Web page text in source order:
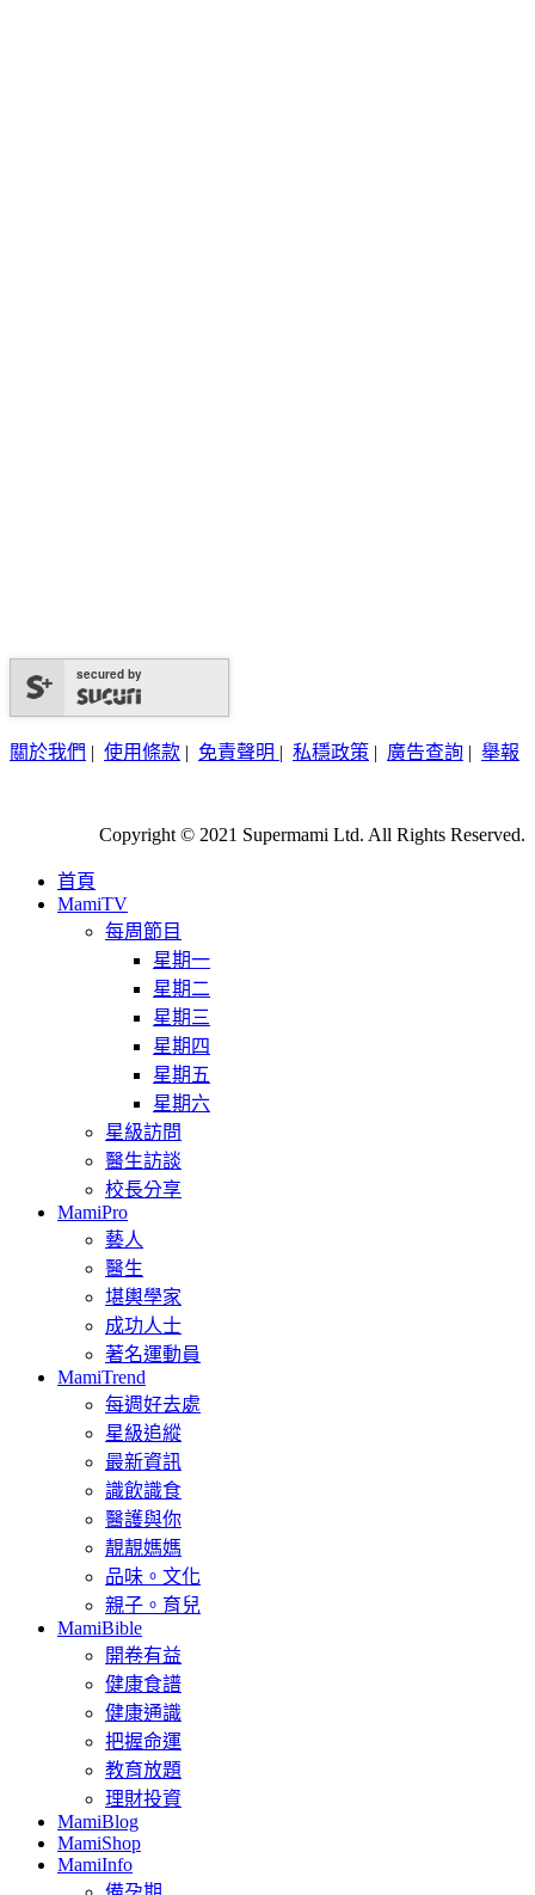
secured by
關於我們 | 使用條款 | 免責聲明 | 私穩政策 | 廣告查詢 | 舉報
Copyright © 2021 Supermami Ltd. All Rights Reserved.
首頁
MamiTV
每周節目
星期一
星期二
星期三
星期四
星期五
星期六
星級訪問
醫生訪談
校長分享
MamiPro
藝人
醫生
堪輿學家
成功人士
著名運動員
MamiTrend
每週好去處
星級追縱
最新資訊
識飲識食
醫護與你
靚靚媽媽
品味。文化
親子。育兒
MamiBible
開卷有益
健康食譜
健康通識
把握命運
教育放題
理財投資
MamiBlog
MamiShop
MamiInfo